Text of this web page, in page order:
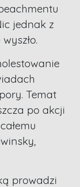
jednak z
Temat
po akcji
prowadzi